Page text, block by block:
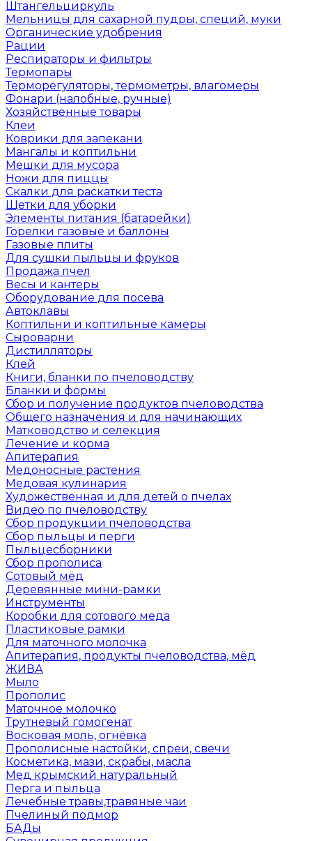
Штангельциркуль
Мельницы для сахарной пудры, специй, муки
Органические удобрения
Рации
Респираторы и фильтры
Термопары
Терморегуляторы, термометры, влагомеры
Фонари (налобные, ручные)
Хозяйственные товары
Клеи
Коврики для запекани
Мангалы и коптильни
Мешки для мусора
Ножи для пиццы
Скалки для раскатки теста
Щетки для уборки
Элементы питания (батарейки)
Горелки газовые и баллоны
Газовые плиты
Для сушки пыльцы и фруков
Продажа пчел
Весы и кантеры
Оборудование для посева
Автоклавы
Коптильни и коптильные камеры
Сыроварни
Дистилляторы
Клей
Книги, бланки по пчеловодству
Бланки и формы
Сбор и получение продуктов пчеловодства
Общего назначения и для начинающих
Матководство и селекция
Лечение и корма
Апитерапия
Медоносные растения
Медовая кулинария
Художественная и для детей о пчелах
Видео по пчеловодству
Сбор продукции пчеловодства
Сбор пыльцы и перги
Пыльцесборники
Сбор прополиса
Сотовый мёд
Деревянные мини-рамки
Инструменты
Коробки для сотового меда
Пластиковые рамки
Для маточного молочка
Апитерапия, продукты пчеловодства, мёд
ЖИВА
Мыло
Прополис
Маточное молочко
Трутневый гомогенат
Восковая моль, огнёвка
Прополисные настойки, спреи, свечи
Косметика, мази, скрабы, масла
Мед крымский натуральный
Перга и пыльца
Лечебные травы,травяные чаи
Пчелиный подмор
БАДы